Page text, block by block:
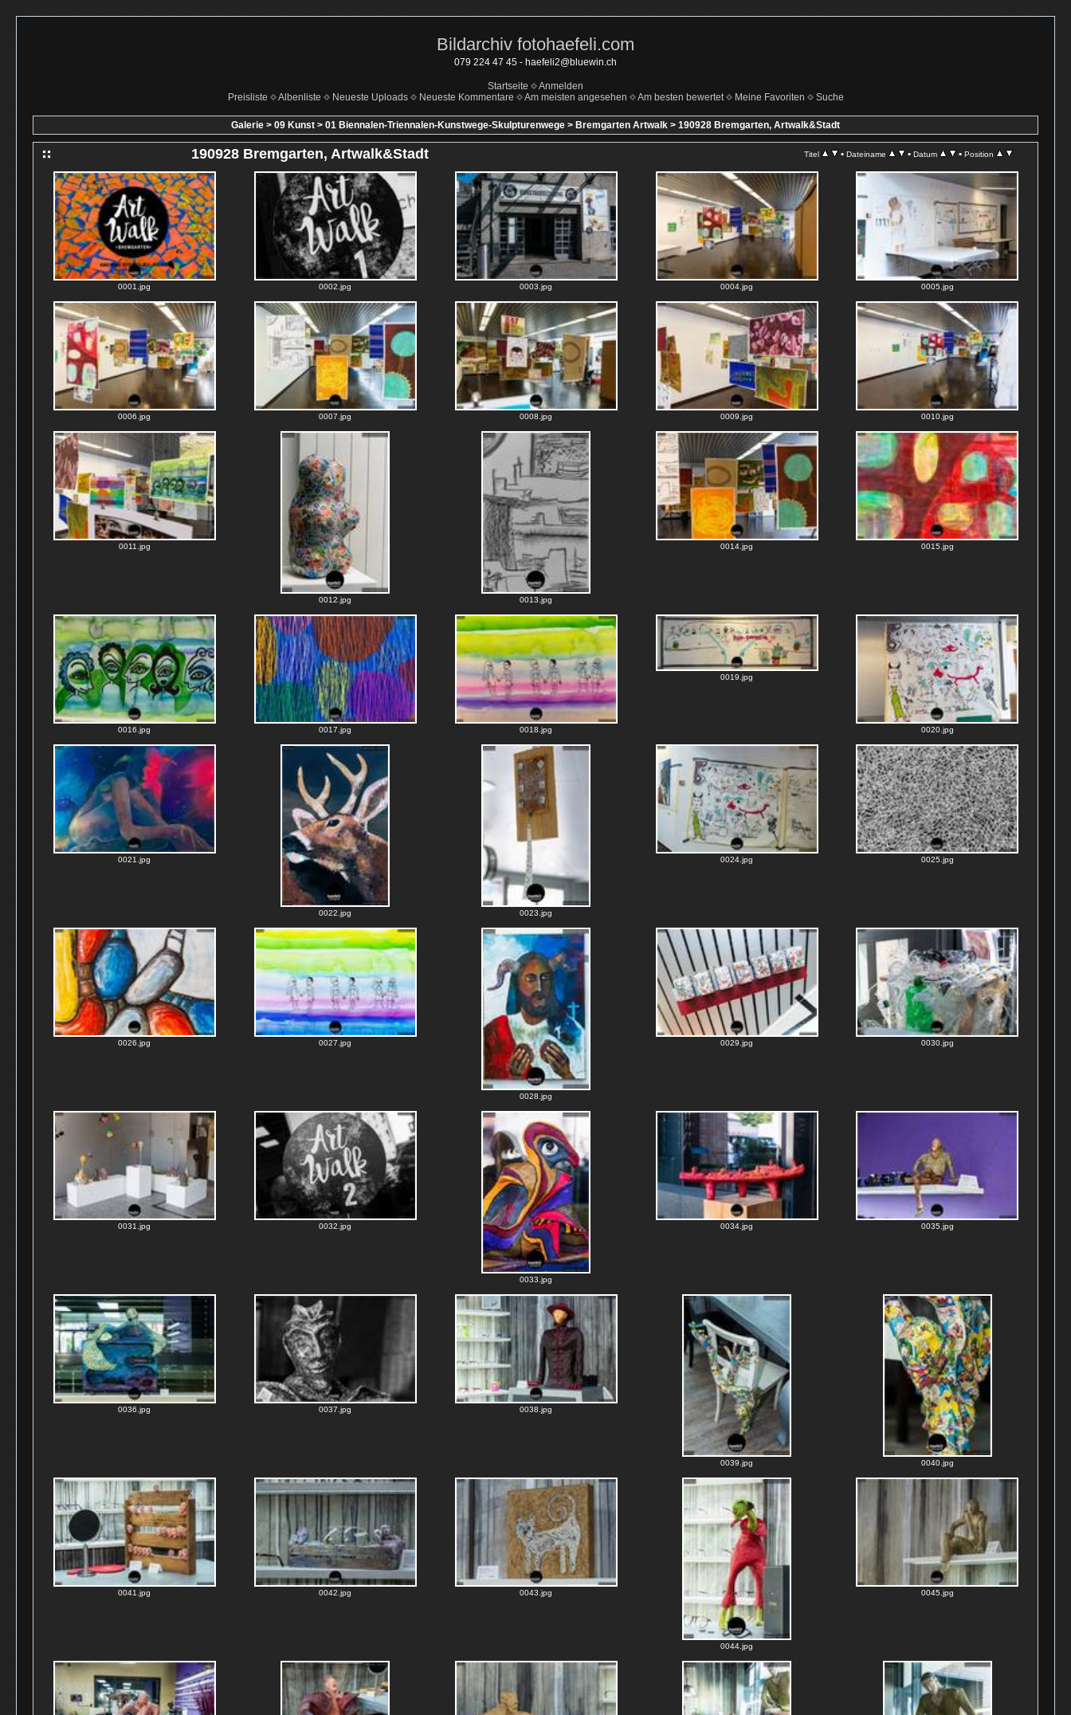
Bildarchiv fotohaefeli.com
079 224 47 45 - haefeli2@bluewin.ch
Startseite
Anmelden
Preisliste
Albenliste Neueste Uploads Neueste Kommentare Am meisten angesehen Am besten bewertet Meine Favoriten Suche
Galerie > 09 Kunst > 01 Biennalen-Triennalen-Kunstwege-Skulpturenwege > Bremgarten Artwalk > 190928 Bremgarten, Artwalk&Stadt
190928 Bremgarten, Artwalk&Stadt Titel • Dateiname • Datum • Position
0001.jpg 0002.jpg 0003.jpg 0004.jpg 0005.jpg
0006.jpg 0007.jpg 0008.jpg 0009.jpg 0010.jpg
0011.jpg
0012.jpg 0013.jpg
0014.jpg 0015.jpg
0016.jpg 0017.jpg 0018.jpg
0019.jpg
0020.jpg
0021.jpg
0022.jpg 0023.jpg
0024.jpg 0025.jpg
0026.jpg 0027.jpg
0028.jpg
0029.jpg 0030.jpg
0031.jpg 0032.jpg
0033.jpg
0034.jpg 0035.jpg
0036.jpg 0037.jpg 0038.jpg
0039.jpg 0040.jpg
0041.jpg 0042.jpg 0043.jpg
0044.jpg
0045.jpg